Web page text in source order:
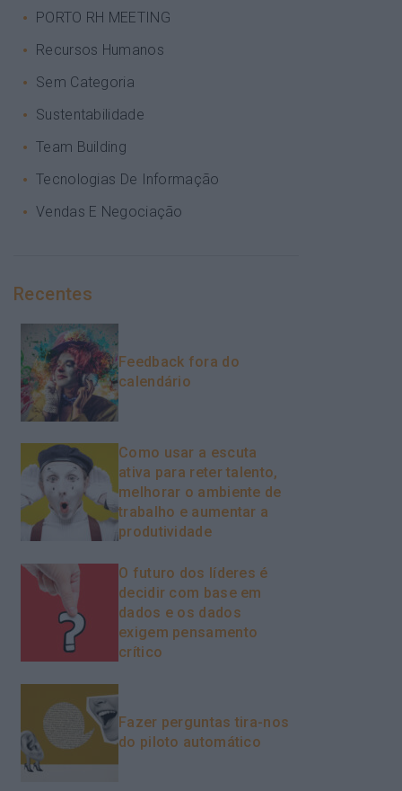
PORTO RH MEETING
Recursos Humanos
Sem Categoria
Sustentabilidade
Team Building
Tecnologias De Informação
Vendas E Negociação
Recentes
Feedback fora do
calendário
Como usar a escuta
ativa para reter talento,
melhorar o ambiente de
trabalho e aumentar a
produtividade
O futuro dos líderes é
decidir com base em
dados e os dados
exigem pensamento
crítico
Fazer perguntas tira-nos
do piloto automático